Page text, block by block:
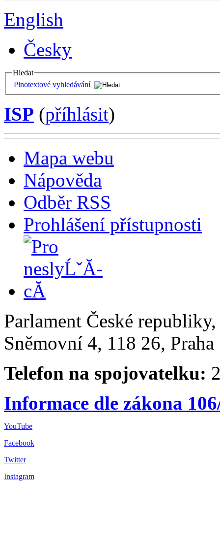
English
Česky
Hledat
Plnotextové vyhledávání
ISP (příhlásit)
Mapa webu
Nápověda
Odběr RSS
Prohlášení přístupnosti
Parlament České
Sněmovní 4, 118 26,
Telefon na spojovatelku:
Informace dle zákona
YouTube
Facebook
Twitter
Instagram